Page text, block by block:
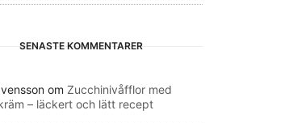
SENASTE KOMMENTARER
om Zucchinivåfflor med
– läckert och lätt recept